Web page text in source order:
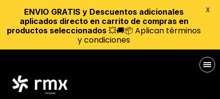
ENVIO GRATIS y Descuentos adicionales
aplicados directo en carrito de compras en
productos seleccionados 💥🚚📦 Aplican términos
y condiciones
X